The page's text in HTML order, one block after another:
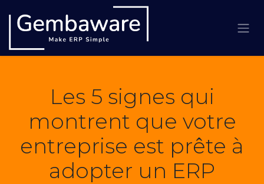
Les 5 signes qui
montrent que votre
entreprise est prête à
adopter un ERP